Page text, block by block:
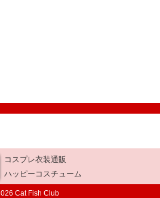
コスプレ衣装通販
ハッピーコスチューム
Cat Fish Club